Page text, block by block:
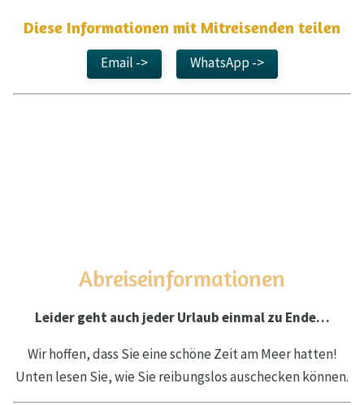
Diese Informationen mit Mitreisenden teilen
Email -> WhatsApp ->
Abreiseinformationen
Leider geht auch jeder Urlaub einmal zu Ende…
Wir hoffen, dass Sie eine schöne Zeit am Meer hatten!
Unten lesen Sie, wie Sie reibungslos auschecken können.